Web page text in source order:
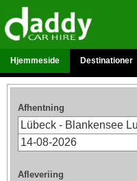
Hjemmeside Destinationer
Afhentning
Afleveriing